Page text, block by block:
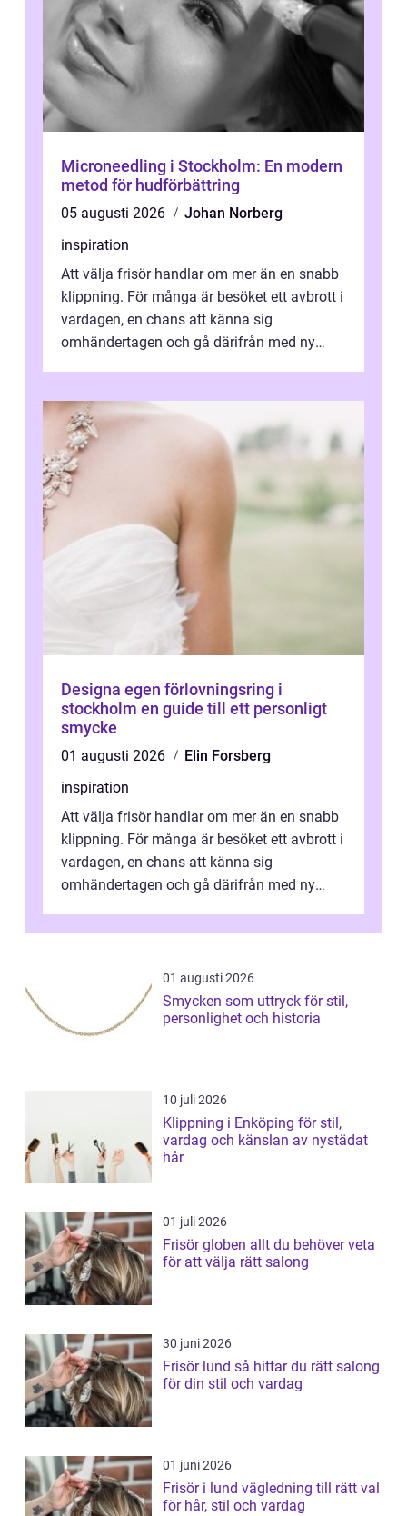
Microneedling i Stockholm: En modern
metod för hudförbättring
05 augusti 2026
Johan Norberg
inspiration
Att välja frisör handlar om mer än en snabb
klippning. För många är besöket ett avbrott i
vardagen, en chans att känna sig
omhändertagen och gå därifrån med ny
Designa egen förlovningsring i
stockholm en guide till ett personligt
smycke
01 augusti 2026
Elin Forsberg
inspiration
Att välja frisör handlar om mer än en snabb
klippning. För många är besöket ett avbrott i
vardagen, en chans att känna sig
omhändertagen och gå därifrån med ny
01 augusti 2026
Smycken som uttryck för stil,
personlighet och historia
10 juli 2026
Klippning i Enköping för stil,
vardag och känslan av nystädat
hår
01 juli 2026
Frisör globen allt du behöver veta
för att välja rätt salong
30 juni 2026
Frisör lund så hittar du rätt salong
för din stil och vardag
01 juni 2026
Frisör i lund vägledning till rätt val
för hår, stil och vardag